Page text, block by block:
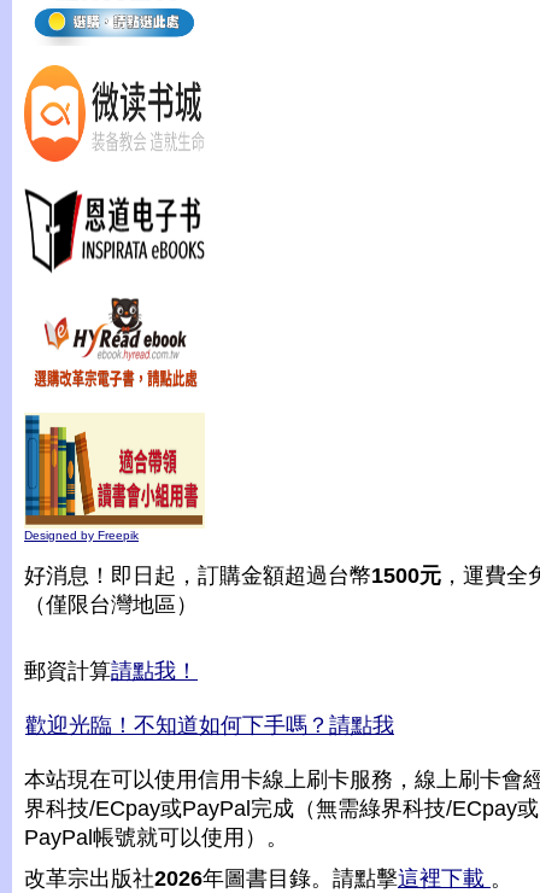
Designed by Freepik
好消息！即日起，訂購金額超過台幣1500元 ，運費全
（僅限台灣地區）
郵資計算請點我！
歡迎光臨！不知道如何下手嗎？請點我
本站現在可以使用信用卡線上刷卡服務，線上刷卡會
界科技/ECpay或PayPal完成（無需綠界科技/ECpay或
PayPal帳號就可以使用）。
改革宗出版社2026年圖書目錄。請點擊這裡下載 。